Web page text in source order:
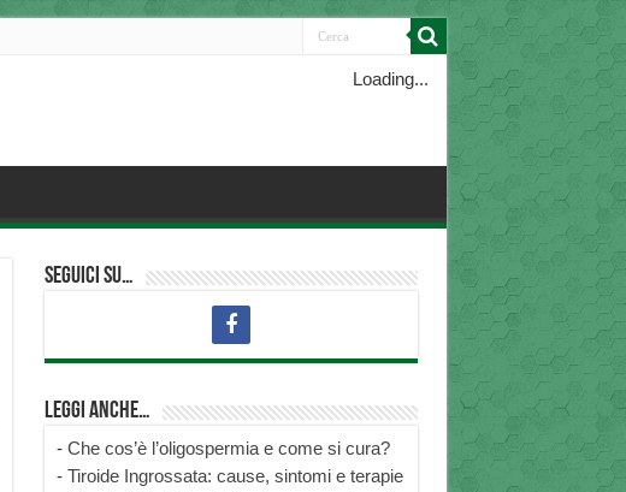
Loading...
Seguici su…
Leggi anche…
- Che cos’è l’oligospermia e come si cura?
- Tiroide Ingrossata: cause, sintomi e terapie